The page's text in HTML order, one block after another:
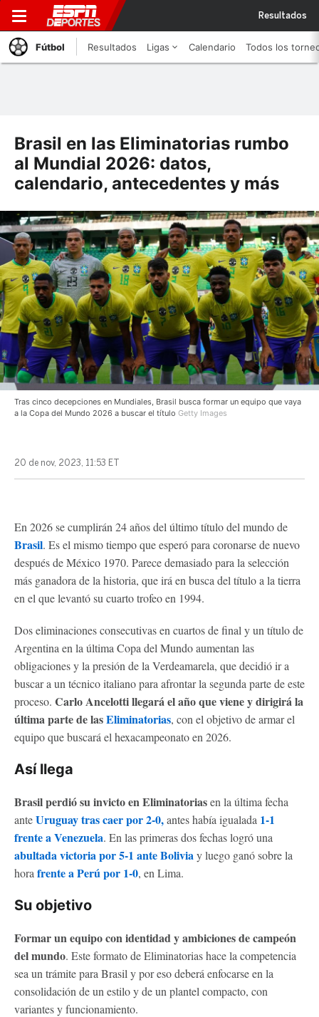
Resultados
Fútbol Resultados Ligas Calendario Todos los
Brasil en las Eliminatorias rumbo
al Mundial 2026: datos,
calendario, antecedentes y más
Tras cinco decepciones en Mundiales, Brasil busca formar un equipo que vaya
a la Copa del Mundo 2026 a buscar el título Getty Images
20 de nov, 2023, 11:53 ET
En 2026 se cumplirán 24 años del último título del mundo de
Brasil. Es el mismo tiempo que esperó para coronarse de nuevo
después de México 1970. Parece demasiado para la selección
más ganadora de la historia, que irá en busca del título a la tierra
en el que levantó su cuarto trofeo en 1994.
Dos eliminaciones consecutivas en cuartos de final y un título de
Argentina en la última Copa del Mundo aumentan las
obligaciones y la presión de la Verdeamarela, que decidió ir a
buscar a un técnico italiano para afrontar la segunda parte de este
proceso. Carlo Ancelotti llegará el año que viene y dirigirá la
última parte de lasEliminatorias, con el objetivo de armar el
equipo que buscará el hexacampeonato en 2026.
Así llega
Brasil perdió su invicto en Eliminatoriasen la última fecha
anteUruguay tras caer por 2-0,antes había igualada 1-1
frente a Venezuela. En las primeras dos fechas logró una
abultada victoria por 5-1 ante Boliviay luego ganó sobre la
hora frente a Perú por 1-0, en Lima.
Su objetivo
Formar un equipo con identidad y ambiciones de campeón
del mundo. Este formato de Eliminatorias hace la competencia
sea un trámite para Brasil y por eso deberá enfocarse en la
consolidación de un estilo y de un plantel compacto, con
variantes y funcionamiento.